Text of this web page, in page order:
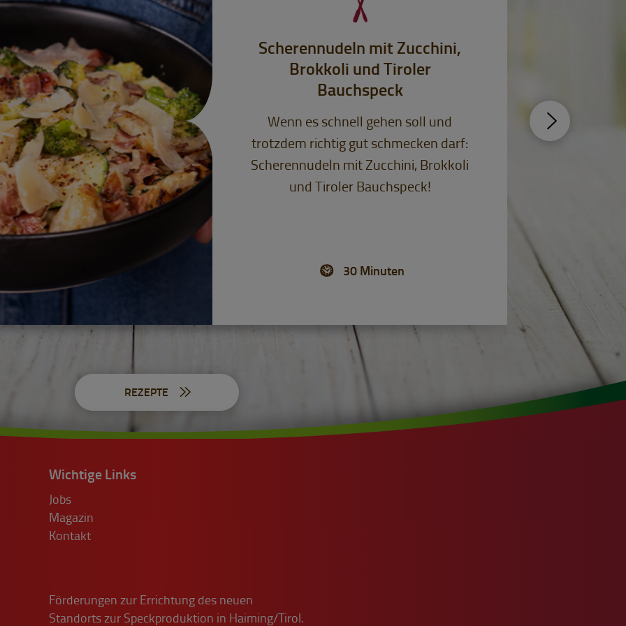
Scherennudeln mit Zucchini,
Brokkoli und Tiroler
Bauchspeck
Wenn es schnell gehen soll und
trotzdem richtig gut schmecken darf:
Scherennudeln mit Zucchini, Brokkoli
und Tiroler Bauchspeck!
30 Minuten
REZEPTE
Wichtige Links
Jobs
Magazin
Kontakt
Förderungen zur Errichtung des neuen
Standorts zur Speckproduktion in Haiming/Tirol.